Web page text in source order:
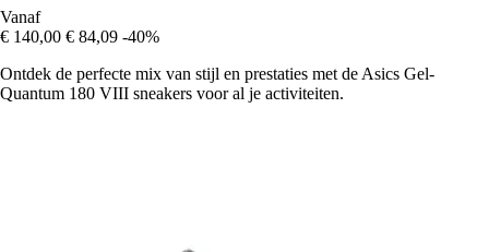
Vanaf
€ 140,00 € 84,09 -40%
Ontdek de perfecte mix van stijl en prestaties met de Asics Gel-
Quantum 180 VIII sneakers voor al je activiteiten.